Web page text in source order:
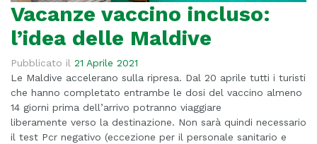
Vacanze vaccino incluso:
l’idea delle Maldive
Pubblicato il 21 Aprile 2021
Le Maldive accelerano sulla ripresa. Dal 20 aprile tutti i turisti
che hanno completato entrambe le dosi del vaccino almeno
14 giorni prima dell’arrivo potranno viaggiare
liberamente verso la destinazione. Non sarà quindi necessario
il test Pcr negativo (eccezione per il personale sanitario e